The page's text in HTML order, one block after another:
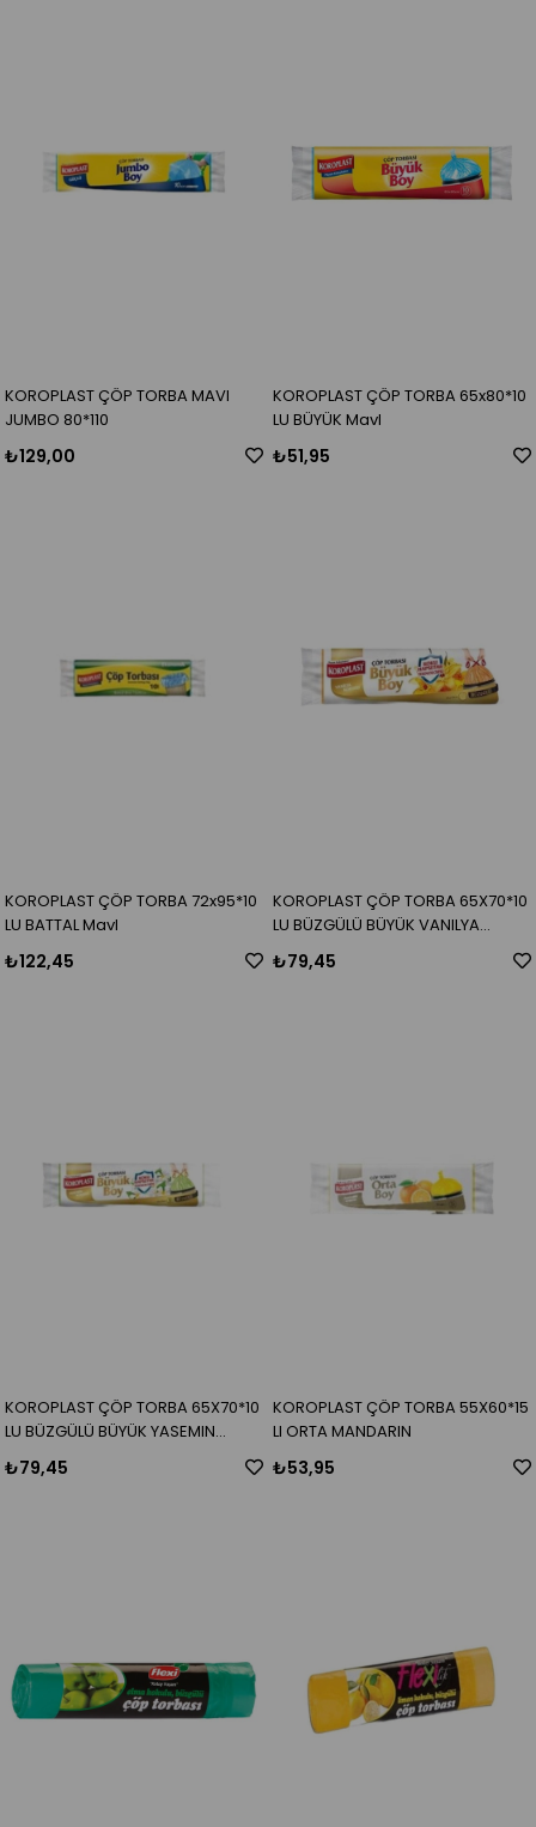
KOROPLAST ÇÖP TORBA MAVI
JUMBO 80*110
₺129,00
KOROPLAST ÇÖP TORBA 65x80*10
LU BÜYÜK MavI
₺51,95
KOROPLAST ÇÖP TORBA 72x95*10
LU BATTAL MavI
₺122,45
KOROPLAST ÇÖP TORBA 65X70*10
LU BÜZGÜLÜ BÜYÜK VANILYA
KOKULU
₺79,45
KOROPLAST ÇÖP TORBA 65X70*10
LU BÜZGÜLÜ BÜYÜK YASEMIN
₺79,45
KOROPLAST ÇÖP TORBA 55X60*15
LI ORTA MANDARIN
₺53,95